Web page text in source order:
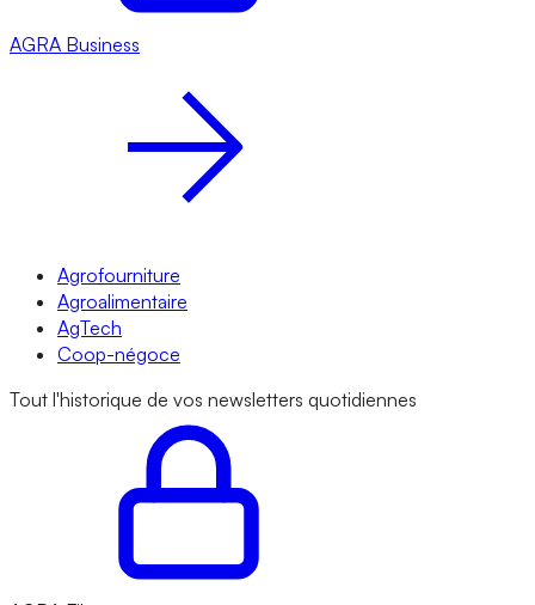
AGRA Business
Agrofourniture
Agroalimentaire
AgTech
Coop-négoce
Tout l'historique de vos newsletters quotidiennes